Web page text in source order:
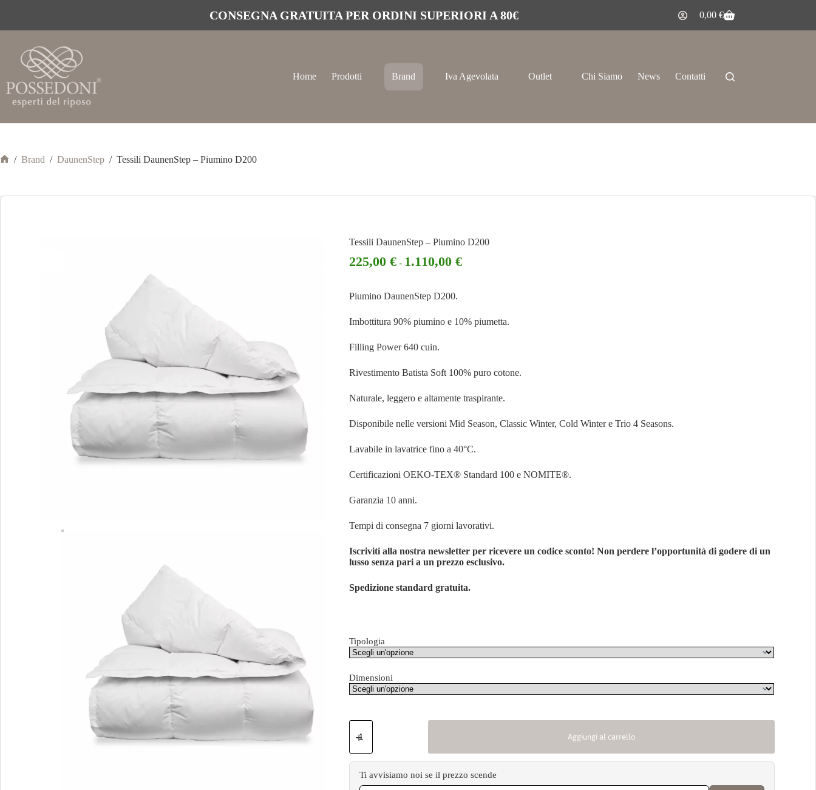
CONSEGNA GRATUITA PER ORDINI SUPERIORI A 80€ 0,00 €
Home Prodotti Brand Iva Agevolata Outlet Chi Siamo News Contatti
/ Brand / DaunenStep / Tessili DaunenStep – Piumino D200
Tessili DaunenStep – Piumino D200
225,00€ - 1.110,00€
Piumino DaunenStep D200.
Imbottitura 90% piumino e 10% piumetta.
Filling Power 640 cuin.
Rivestimento Batista Soft 100% puro cotone.
Naturale, leggero e altamente traspirante.
Disponibile nelle versioni Mid Season, Classic Winter, Cold Winter e Trio 4 Seasons.
Lavabile in lavatrice fino a 40°C.
Certificazioni OEKO-TEX® Standard 100 e NOMITE®.
Garanzia 10 anni.
Tempi di consegna 7 giorni lavorativi.
Iscriviti alla nostra newsletter per ricevere un codice sconto! Non perdere l’opportunità di godere di un
lusso senza pari a un prezzo esclusivo.
Spedizione standard gratuita.
Tipologia
Dimensioni
Aggiungi al carrello
Ti avvisiamo noi se il prezzo scende